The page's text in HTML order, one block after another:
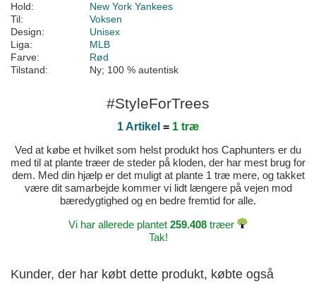
Hold:
New York Yankees
Til:
Voksen
Design:
Unisex
Liga:
MLB
Farve:
Rød
Tilstand:
Ny; 100 % autentisk
#StyleForTrees
1 Artikel = 1 træ
Ved at købe et hvilket som helst produkt hos Caphunters er du
med til at plante træer de steder på kloden, der har mest brug for
dem. Med din hjælp er det muligt at plante 1 træ mere, og takket
være dit samarbejde kommer vi lidt længere på vejen mod
bæredygtighed og en bedre fremtid for alle.
Vi har allerede plantet 259.408 træer
Tak!
Kunder, der har købt dette produkt, købte også